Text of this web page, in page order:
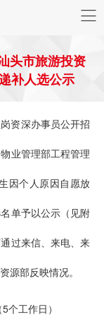
头市旅游投资
补人选公示
资深办事员公开招
业管理部工程管理
因个人原因自愿放
单予以公示（见附
过来信、来电、来
源部反映情况。
工作日）